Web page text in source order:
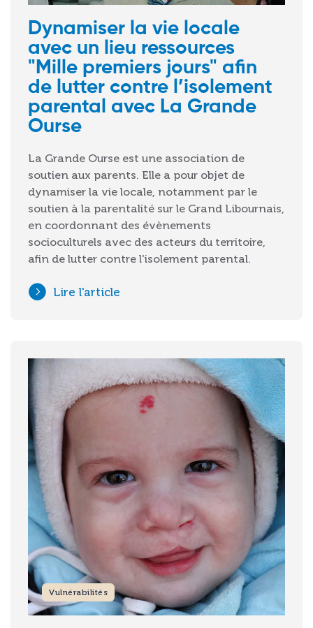
Dynamiser la vie locale
avec un lieu ressources
"Mille premiers jours" afin
de lutter contre l’isolement
parental avec La Grande
Ourse
La Grande Ourse est une association de
soutien aux parents. Elle a pour objet de
dynamiser la vie locale, notamment par le
soutien à la parentalité sur le Grand Libournais,
en coordonnant des évènements
socioculturels avec des acteurs du territoire,
afin de lutter contre l'isolement parental.
Lire l'article
Image
Vulnérabilités